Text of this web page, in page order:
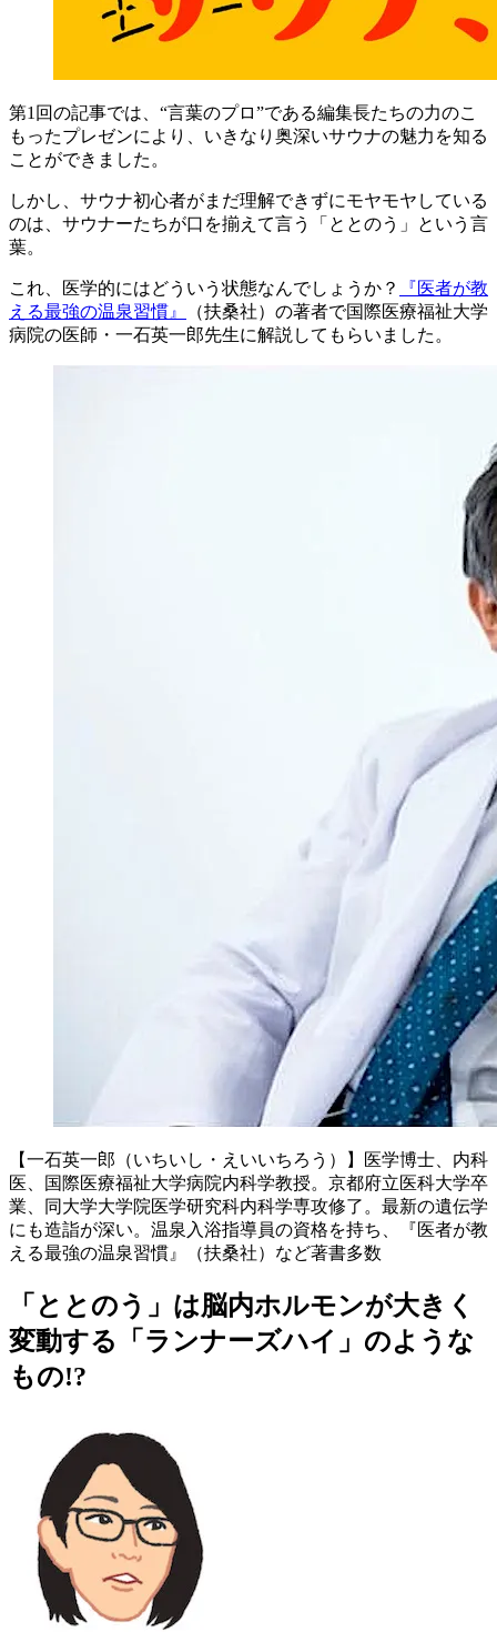
第1回の記事では、“言葉のプロ”である編集長たちの力のこ
もったプレゼンにより、いきなり奥深いサウナの魅力を知る
ことができました。
しかし、サウナ初心者がまだ理解できずにモヤモヤしている
のは、サウナーたちが口を揃えて言う「 ととのう 」という言
葉。
これ、医学的にはどういう状態なんでしょうか？
『医者が教
える最強の温泉習慣』
（扶桑社）の著者で国際医療福祉大学
病院の医師・一石英一郎先生に解説してもらいました。
【一石英一郎（いちいし・えいいちろう）】医学博士、内科
医、国際医療福祉大学病院内科学教授。京都府立医科大学卒
業、同大学大学院医学研究科内科学専攻修了。最新の遺伝学
にも造詣が深い。温泉入浴指導員の資格を持ち、『医者が教
える最強の温泉習慣』（扶桑社）など著書多数
「ととのう」は脳内ホルモンが大きく
変動する「ランナーズハイ」のような
もの!?